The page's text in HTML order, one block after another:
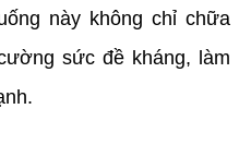
này không chỉ chữa
sức đề kháng, làm